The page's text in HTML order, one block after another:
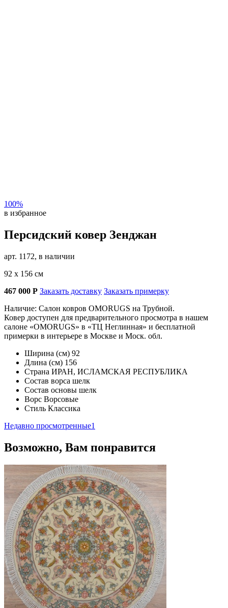
100%
в избранное
Персидский ковер Зенджан
арт. 1172, в наличии
92 х 156 см
467 000 Р Заказать доставку Заказать примерку
Наличие: Салон ковров OMORUGS на Трубной.
Ковер доступен для предварительного просмотра в нашем
салоне «OMORUGS» в «ТЦ Неглинная» и бесплатной
примерки в интерьере в Москве и Моск. обл.
Ширина (см) 92
Длина (см) 156
Страна ИРАН, ИСЛАМСКАЯ РЕСПУБЛИКА
Состав ворса шелк
Состав основы шелк
Ворс Ворсовые
Стиль Классика
Недавно просмотренные1
Возможно, Вам понравится